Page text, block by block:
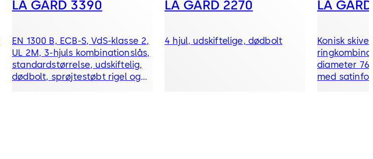
LA GARD 3390
EN 1300 B, ECB-S, VdS-klasse 2,
UL 2M, 3-hjuls kombinationslås,
standardstørrelse, udskiftelig,
dødbolt, sprøjtestøbt rigel og
LA GARD 2270
4 hjul, udskiftelige, dødbolt
LA
Konisk
diameter
med